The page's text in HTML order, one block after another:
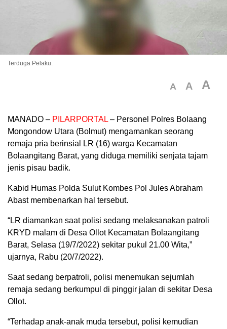
Terduga Pelaku.
A A A
MANADO – PILARPORTAL – Personel Polres Bolaang
Mongondow Utara (Bolmut) mengamankan seorang
remaja pria berinsial LR (16) warga Kecamatan
Bolaangitang Barat, yang diduga memiliki senjata tajam
jenis pisau badik.
Kabid Humas Polda Sulut Kombes Pol Jules Abraham
Abast membenarkan hal tersebut.
“LR diamankan saat polisi sedang melaksanakan patroli
KRYD malam di Desa Ollot Kecamatan Bolaangitang
Barat, Selasa (19/7/2022) sekitar pukul 21.00 Wita,”
ujarnya, Rabu (20/7/2022).
Saat sedang berpatroli, polisi menemukan sejumlah
remaja sedang berkumpul di pinggir jalan di sekitar Desa
Ollot.
“Terhadap anak-anak muda tersebut, polisi kemudian